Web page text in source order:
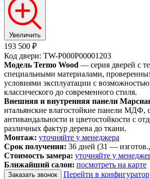
Увеличить
193 500 ₽
Код двери: TW-P000P00001203
Модель Termo Wood — серия дверей с
специальными материалами,
условиями эксплуатации с
классического до современного стиля.
Внешняя и внутренняя панели
итальянские влагостойкие панели МДФ,
антивандальности и цветостойкости с
различных фактур дерева до ткани.
Монтаж: уточняйте у менеджера
Срок получения: 36 дней (31 —
Стоимость замера: уточняйте у
Ближайший салон: посмотреть на карте
Заказать звонок
Перейти в конфигуратор